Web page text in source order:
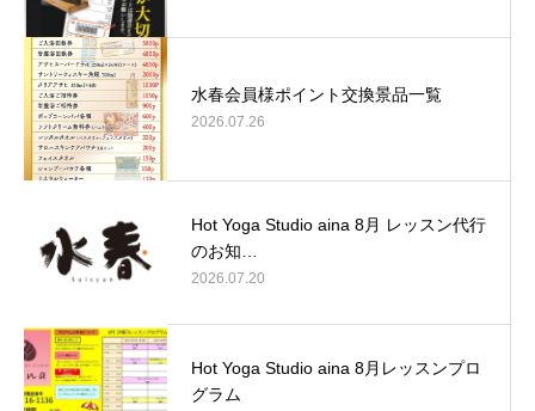
水春会員様ポイント交換景品一覧
2026.07.26
Hot Yoga Studio aina 8月 レッスン代行
のお知…
2026.07.20
Hot Yoga Studio aina 8月レッスンプロ
グラム